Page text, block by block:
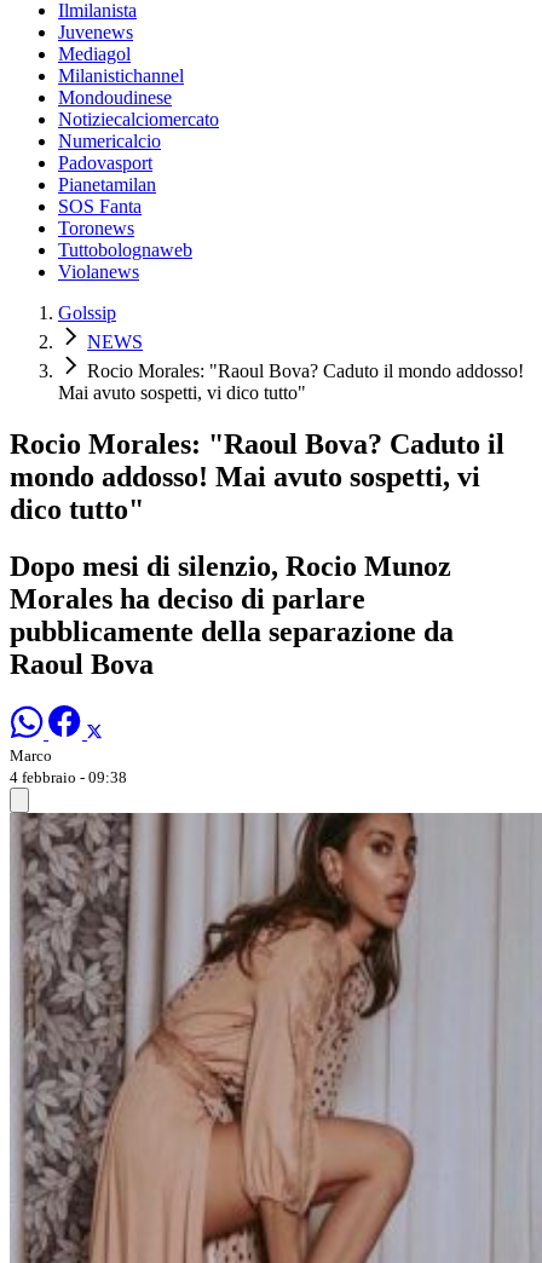
Ilmilanista
Juvenews
Mediagol
Milanistichannel
Mondoudinese
Notiziecalciomercato
Numericalcio
Padovasport
Pianetamilan
SOS Fanta
Toronews
Tuttobolognaweb
Violanews
Golssip
NEWS
Rocio Morales: "Raoul Bova? Caduto il mondo addosso!
Mai avuto sospetti, vi dico tutto"
Rocio Morales: "Raoul Bova? Caduto il
mondo addosso! Mai avuto sospetti, vi
dico tutto"
Dopo mesi di silenzio, Rocio Munoz
Morales ha deciso di parlare
pubblicamente della separazione da
Raoul Bova
Marco
4 febbraio - 09:38